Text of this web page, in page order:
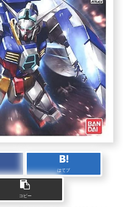
はてブ
コピー